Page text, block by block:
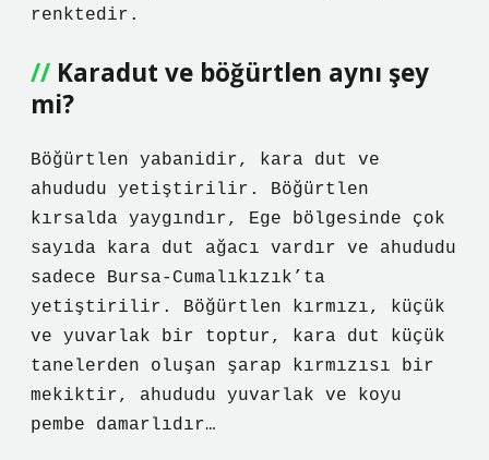
renktedir.
Karadut ve böğürtlen aynı şey
mi?
Böğürtlen yabanidir, kara dut ve
ahududu yetiştirilir. Böğürtlen
kırsalda yaygındır, Ege bölgesinde çok
sayıda kara dut ağacı vardır ve ahududu
sadece Bursa-Cumalıkızık’ta
yetiştirilir. Böğürtlen kırmızı, küçük
ve yuvarlak bir toptur, kara dut küçük
tanelerden oluşan şarap kırmızısı bir
mekiktir, ahududu yuvarlak ve koyu
pembe damarlıdır…